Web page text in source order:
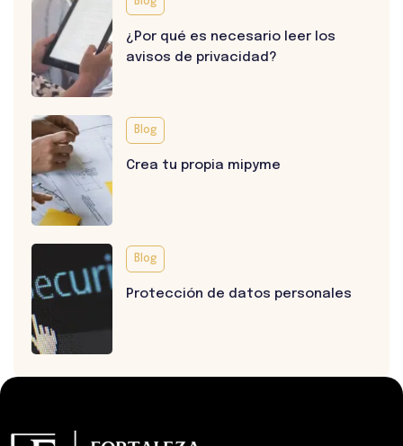
¿Por qué es necesario leer los
avisos de privacidad?
Blog
Crea tu propia mipyme
Blog
Protección de datos personales